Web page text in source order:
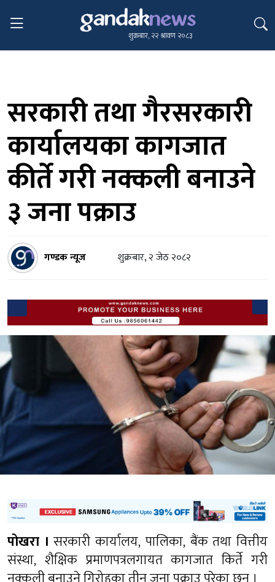
शुक्रबार, २२ श्रावण २०८३
सरकारी तथा गैरसरकारी
कार्यालयका कागजात
कीर्ते गरी नक्कली बनाउने
३ जना पक्राउ
गण्डक न्यूज शुक्रबार, २ जेठ २०८२
पोखरा । सरकारी कार्यालय, पालिका, बैंक तथा वित्तीय
संस्था, शैक्षिक प्रमाणपत्रलगायत कागजात किर्ते गरी